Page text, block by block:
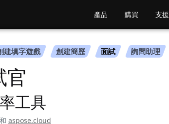
產品 購買 支援
建填字遊戲 創建簡歷 面試 詢問助理
官
工具
和 aspose.cloud